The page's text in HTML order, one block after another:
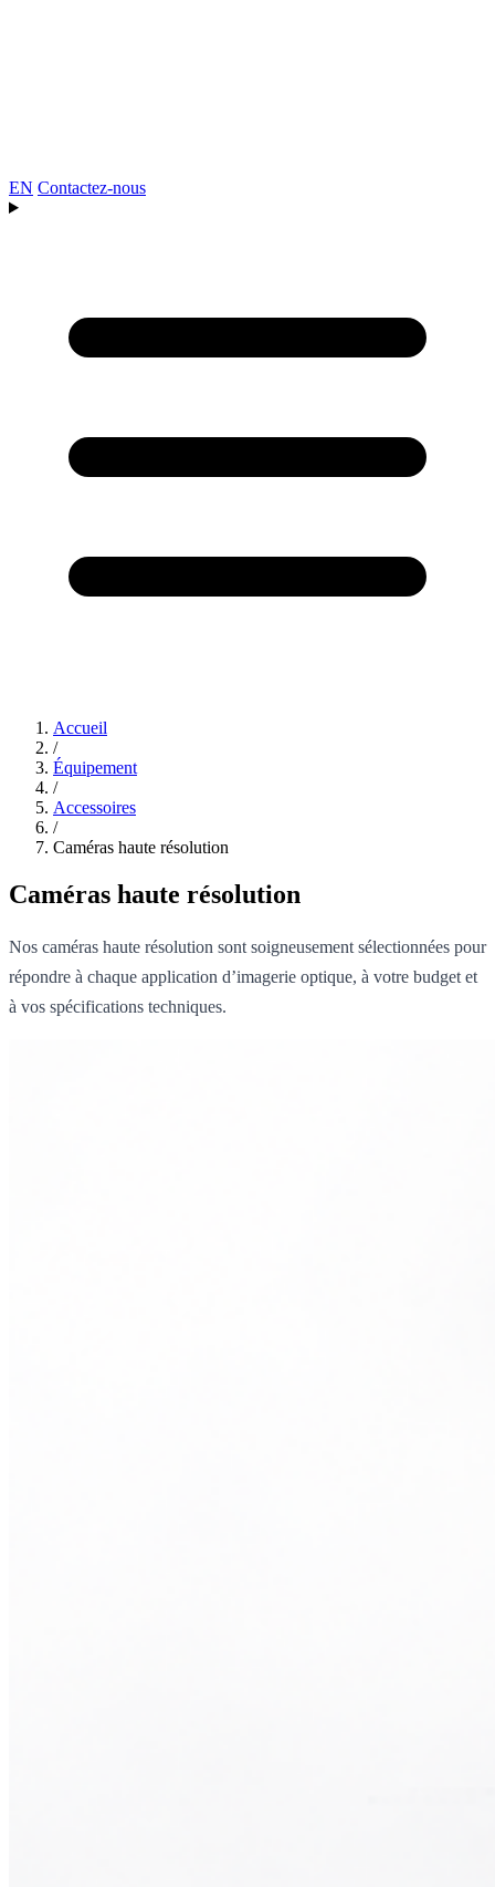
EN Contactez-nous
Accueil
/
Équipement
/
Accessoires
/
Caméras haute résolution
Caméras haute résolution
Nos caméras haute résolution sont soigneusement sélectionnées pour
répondre à chaque application d’imagerie optique, à votre budget et
à vos spécifications techniques.